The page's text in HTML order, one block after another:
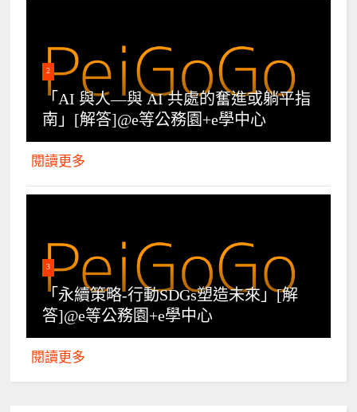
2
「AI 與人—與 AI 共處的奮進或躺平指
南」[解答]@e等公務園+e學中心
閱讀更多
3
「永續策略-行動SDGs塑造未來」[解
答]@e等公務園+e學中心
閱讀更多